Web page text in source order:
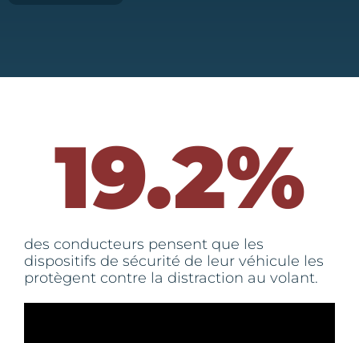
19.2%
des conducteurs pensent que les
dispositifs de sécurité de leur véhicule les
protègent contre la distraction au volant.